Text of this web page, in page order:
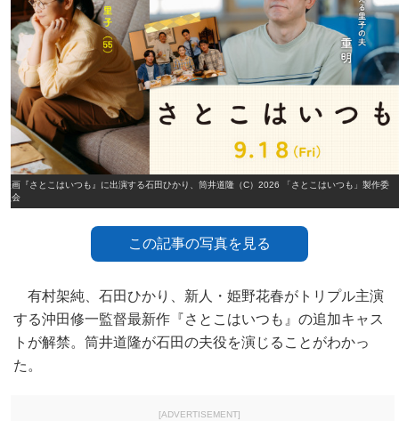
映画『さとこはいつも』に出演する石田ひかり、筒井道隆（C）2026 「さとこはいつも」製作委
員会
この記事の写真を見る
有村架純、石田ひかり、新人・姫野花春がトリプル主演
する沖田修一監督最新作『さとこはいつも』の追加キャス
トが解禁。筒井道隆が石田の夫役を演じることがわかっ
た。
[ADVERTISEMENT]